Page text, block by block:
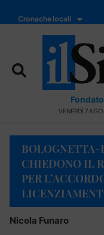
Cronache locali
VENERDÌ 7
BOLOGNETTA-
CHIEDONO IL
PER
Nicola Funaro